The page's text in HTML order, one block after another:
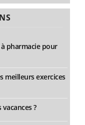
pharmacie pour
meilleurs exercices
?